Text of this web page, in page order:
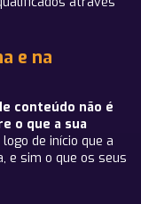
e na
conteúdo não é
o que a sua
de início que a
e sim o que os seus